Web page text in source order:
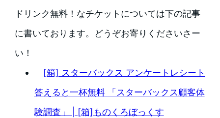
ドリンク無料！なチケットについては下の記事
に書いております。どうぞお寄りくださいさー
い！
[箱] スターバックス アンケートレシート
答えると一杯無料 「スターバックス顧客体
験調査」 | [箱]ものくろぼっくす